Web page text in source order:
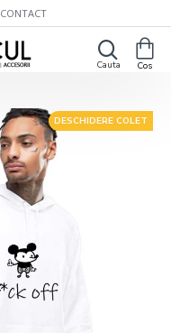
CONTACT
DESCHIDERE COLET